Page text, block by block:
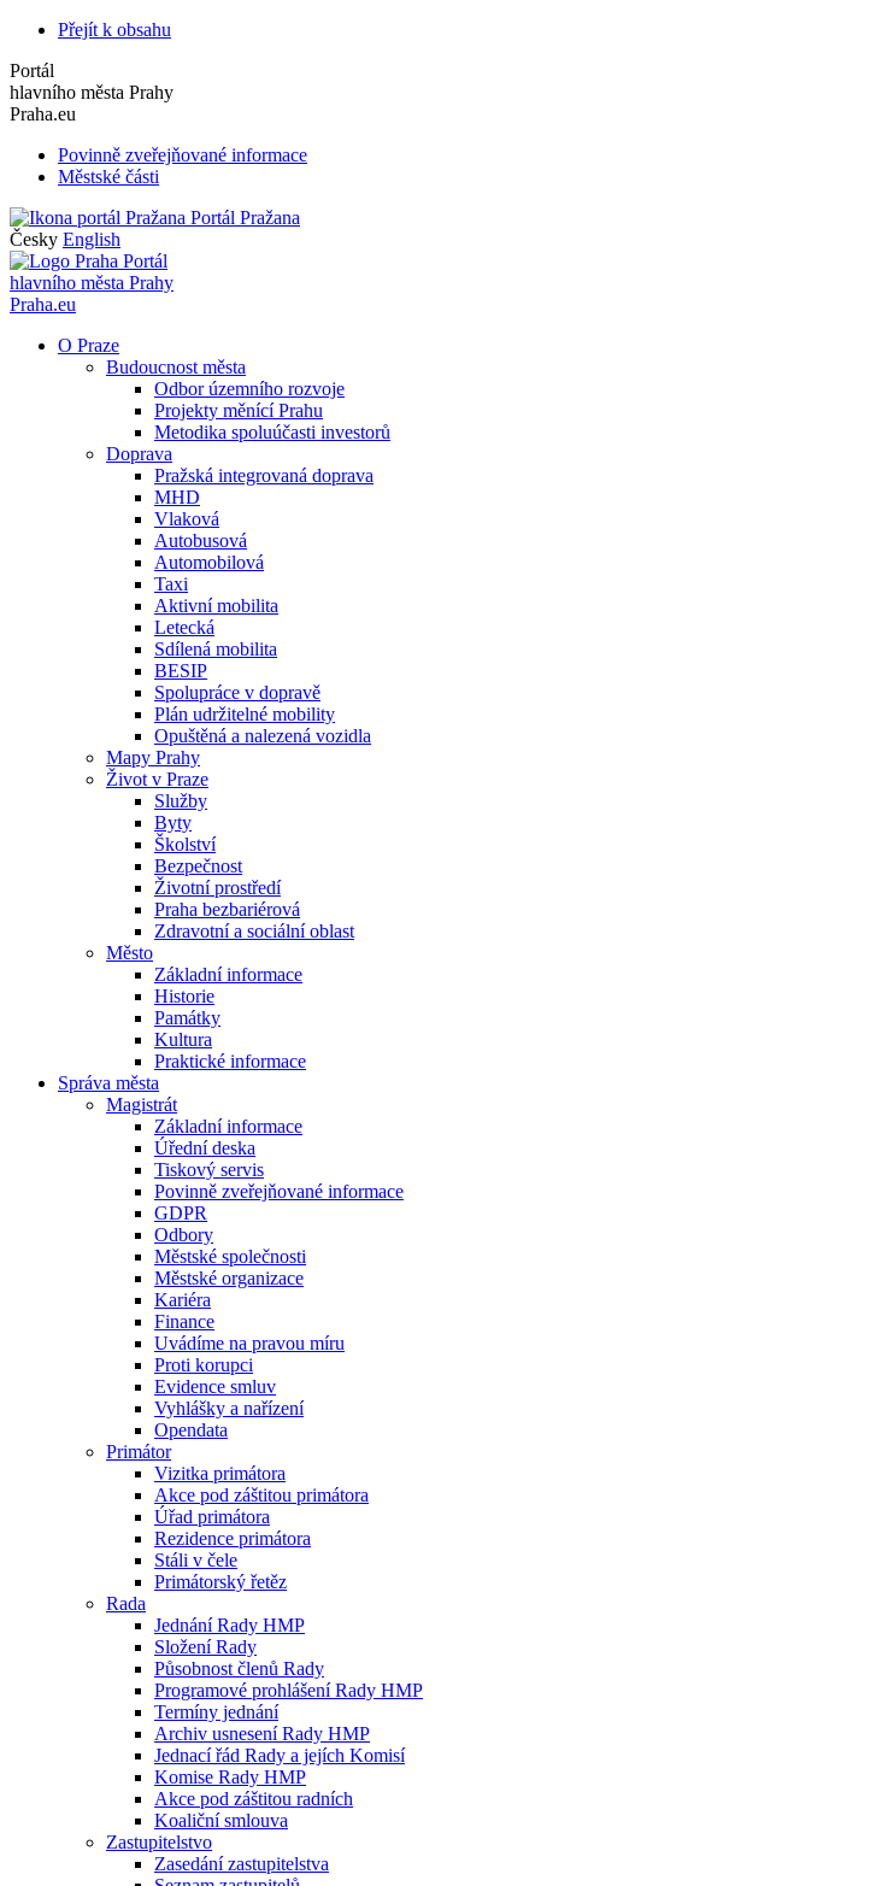
Přejít k obsahu
Portál
hlavního města Prahy
Praha.eu
Povinně zveřejňované informace
Městské části
Portál Pražana
Česky English
Portál
hlavního města Prahy
Praha.eu
O Praze
Budoucnost města
Odbor územního rozvoje
Projekty měnící Prahu
Metodika spoluúčasti investorů
Doprava
Pražská integrovaná doprava
MHD
Vlaková
Autobusová
Automobilová
Taxi
Aktivní mobilita
Letecká
Sdílená mobilita
BESIP
Spolupráce v dopravě
Plán udržitelné mobility
Opuštěná a nalezená vozidla
Mapy Prahy
Život v Praze
Služby
Byty
Školství
Bezpečnost
Životní prostředí
Praha bezbariérová
Zdravotní a sociální oblast
Město
Základní informace
Historie
Památky
Kultura
Praktické informace
Správa města
Magistrát
Základní informace
Úřední deska
Tiskový servis
Povinně zveřejňované informace
GDPR
Odbory
Městské společnosti
Městské organizace
Kariéra
Finance
Uvádíme na pravou míru
Proti korupci
Evidence smluv
Vyhlášky a nařízení
Opendata
Primátor
Vizitka primátora
Akce pod záštitou primátora
Úřad primátora
Rezidence primátora
Stáli v čele
Primátorský řetěz
Rada
Jednání Rady HMP
Složení Rady
Působnost členů Rady
Programové prohlášení Rady HMP
Termíny jednání
Archiv usnesení Rady HMP
Jednací řád Rady a jejích Komisí
Komise Rady HMP
Akce pod záštitou radních
Koaliční smlouva
Zastupitelstvo
Zasedání zastupitelstva